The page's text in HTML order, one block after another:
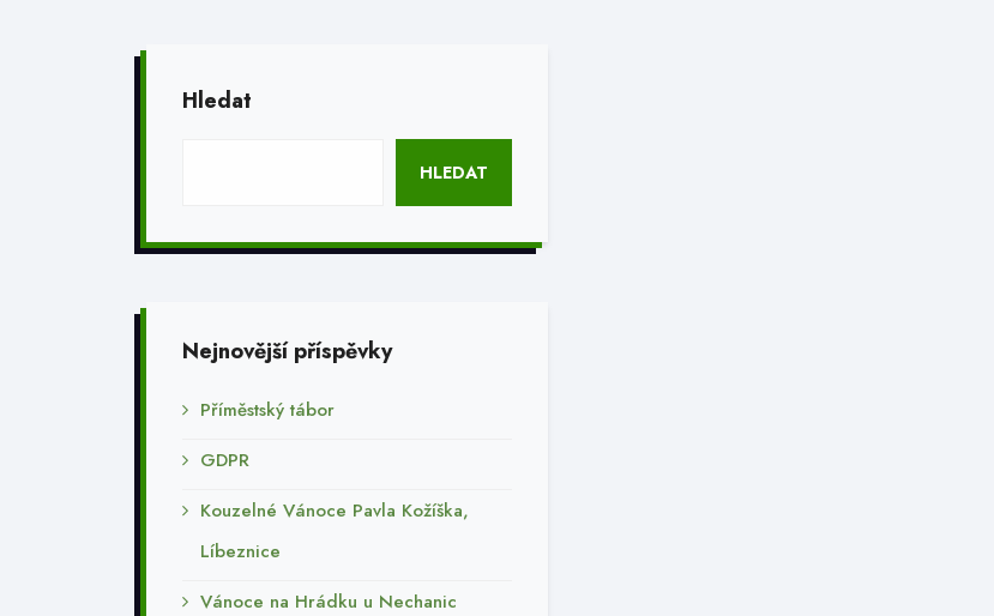
Hledat
HLEDAT
Nejnovější příspěvky
Příměstský tábor
GDPR
Kouzelné Vánoce Pavla Kožíška,
Líbeznice
Vánoce na Hrádku u Nechanic